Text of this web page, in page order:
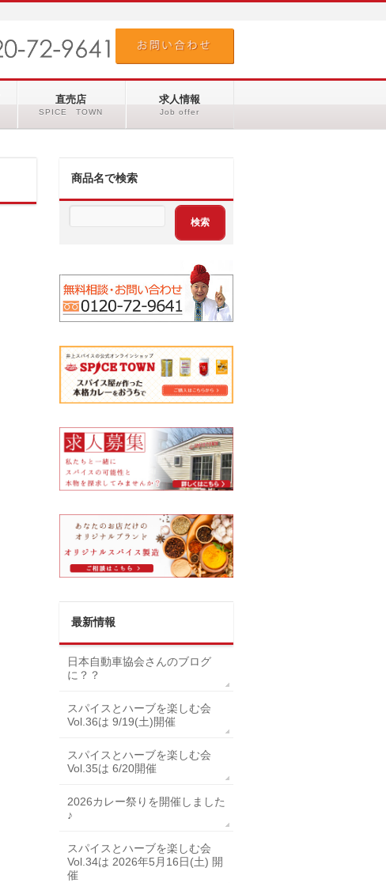
直売店
SPICE TOWN
求人情報
Job offer
商品名で検索
最新情報
日本自動車協会さんのブログ
に？？
スパイスとハーブを楽しむ会
Vol.36は 9/19(土)開催
スパイスとハーブを楽しむ会
Vol.35は 6/20開催
2026カレー祭りを開催しました
♪
スパイスとハーブを楽しむ会
Vol.34は 2026年5月16日(土) 開
催